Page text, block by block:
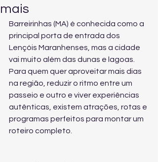
mais
Barreirinhas (MA) é conhecida como a
principal porta de entrada dos
Lençóis Maranhenses, mas a cidade
vai muito além das dunas e lagoas.
Para quem quer aproveitar mais dias
na região, reduzir o ritmo entre um
passeio e outro e viver experiências
autênticas, existem atrações, rotas e
programas perfeitos para montar um
roteiro completo.